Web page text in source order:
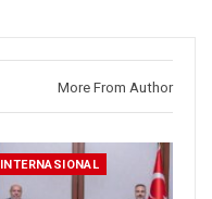
More From Author
INTERNASIONAL